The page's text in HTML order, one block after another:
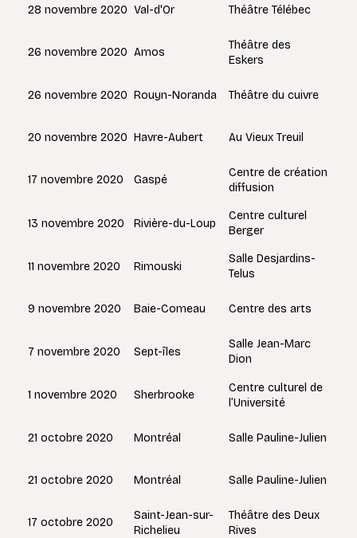
Val-d'Or Théâtre Télébec
28 novembre 2020
Amos
Théâtre des
Eskers
26 novembre 2020
Rouyn-Noranda Théâtre du cuivre
26 novembre 2020
Havre-Aubert Au Vieux Treuil
20 novembre 2020
Gaspé
Centre de création
diffusion
17 novembre 2020
Rivière-du-Loup
Centre culturel
Berger
13 novembre 2020
Rimouski
Salle Desjardins-
Telus
11 novembre 2020
Baie-Comeau Centre des arts
9 novembre 2020
Sept-îles
Salle Jean-Marc
Dion
7 novembre 2020
Sherbrooke
Centre culturel de
l’Université
1 novembre 2020
Montréal Salle Pauline-Julien
21 octobre 2020
Montréal Salle Pauline-Julien
21 octobre 2020
Saint-Jean-sur-
Richelieu
Théâtre des Deux
Rives
17 octobre 2020